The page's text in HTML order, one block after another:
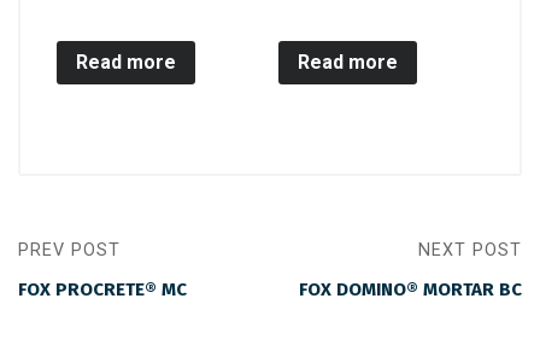
Read more Read more
PREV POST
FOX PROCRETE® MC
NEXT POST
FOX DOMINO® MORTAR BC